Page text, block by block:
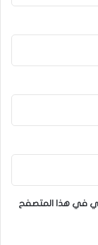
في هذا المتصفح